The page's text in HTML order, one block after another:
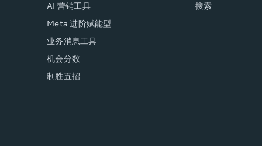
AI 营销工具
Meta 进阶赋能型
业务消息工具
机会分数
制胜五招
搜索